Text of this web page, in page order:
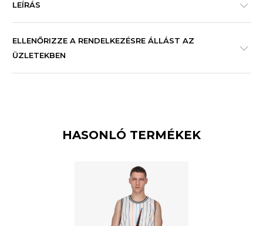
LEÍRÁS
ELLENŐRIZZE A RENDELKEZÉSRE ÁLLÁST AZ
ÜZLETEKBEN
HASONLÓ TERMÉKEK